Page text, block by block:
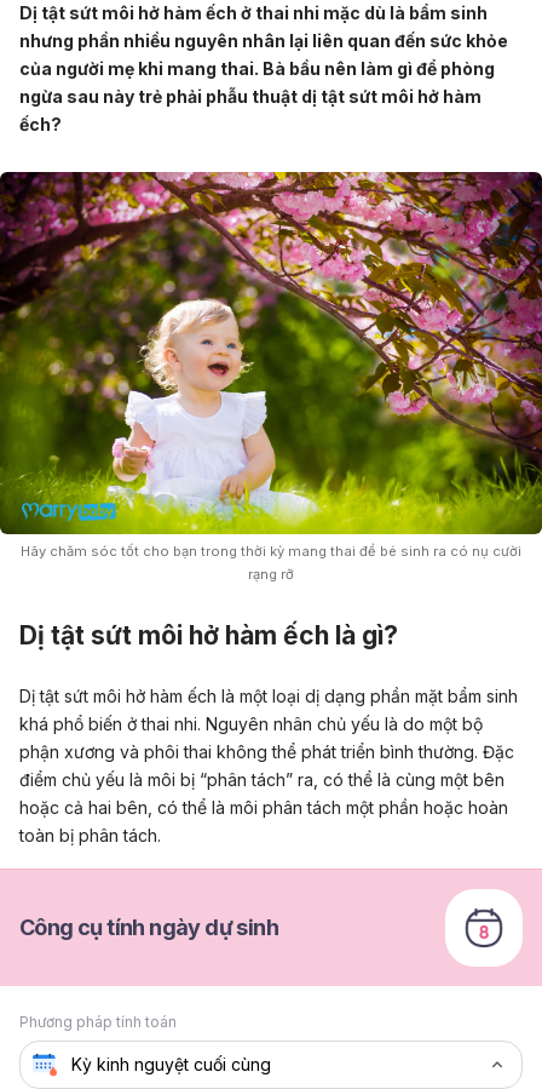
Dị tật sứt môi hở hàm ếch ở thai nhi mặc dù là bẩm sinh
nhưng phần nhiều nguyên nhân lại liên quan đến sức khỏe
của người mẹ khi mang thai. Bà bầu nên làm gì để phòng
ngừa sau này trẻ phải phẫu thuật dị tật sứt môi hở hàm
ếch?
Hãy chăm sóc tốt cho bạn trong thời kỳ mang thai để bé sinh ra có nụ cười
rạng rỡ
Dị tật sứt môi hở hàm ếch là gì?
Dị tật sứt môi hở hàm ếch là một loại dị dạng phần mặt bẩm sinh
khá phổ biến ở thai nhi. Nguyên nhân chủ yếu là do một bộ
phận xương và phôi thai không thể phát triển bình thường. Đặc
điểm chủ yếu là môi bị “phân tách” ra, có thể là cùng một bên
hoặc cả hai bên, có thể là môi phân tách một phần hoặc hoàn
toàn bị phân tách.
Công cụ tính ngày dự sinh
Phương pháp tính toán